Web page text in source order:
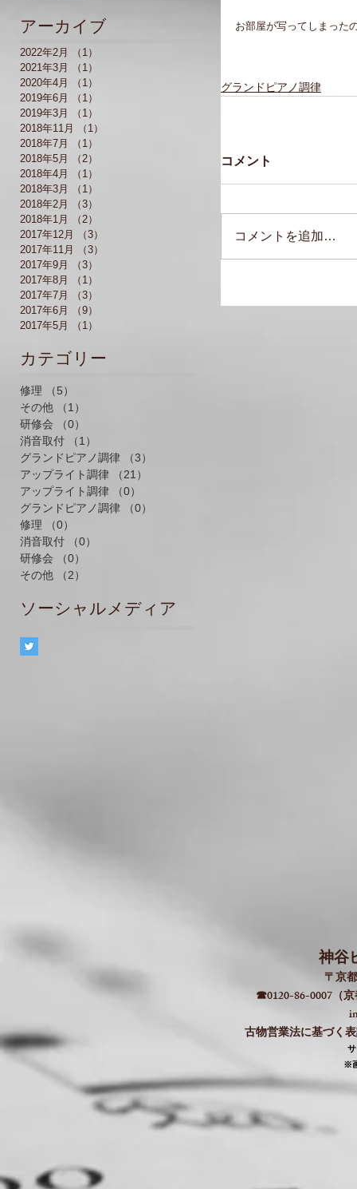
アーカイブ
2022年2月 （1）
2021年3月
（1）
2020年4月
（1）
2019年6月
（1）
2019年3月
（1）
2018年11月
（1）
2018年7月
（1）
2018年5月
（2）
2018年4月
（1）
2018年3月
（1）
2018年2月
（3）
2018年1月
（2）
2017年12月
（3）
2017年11月
（3）
2017年9月
（3）
2017年8月
（1）
2017年7月
（3）
2017年6月
（9）
2017年5月
（1）
​カテゴリー
修理 （5）
その他
（1）
研修会
（0）
消音取付
（1）
グランドピアノ調律
（3）
アップライト調律
（21）
アップライト調律
（0）
グランドピアノ調律
（0）
修理
（0）
消音取付
（0）
研修会
（0）
その他
（2）
ソーシャルメディア
お部屋が写ってしまった
グランドピアノ調律
コメント
コメントを追加…
神谷
〒京
☎0120-86-0007（
古物営業法に基づく
​​※